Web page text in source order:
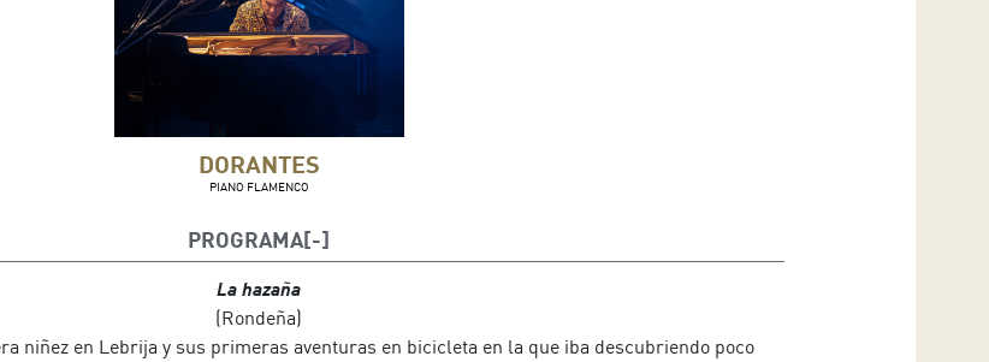
DORANTES
PIANO FLAMENCO
PROGRAMA
La hazaña
(Rondeña)
niñez en Lebrija y sus primeras aventuras en bicicleta en la que iba descubriendo poco